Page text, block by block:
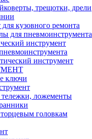
трещотки, дрели
кузовного ремонта
для пневмоинструмента
инструмент
инструмент
ключи
ложементы
головкам